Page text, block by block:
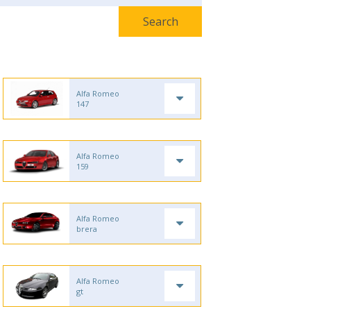
Alfa Romeo
147
Alfa Romeo
159
Alfa Romeo
brera
Alfa Romeo
gt